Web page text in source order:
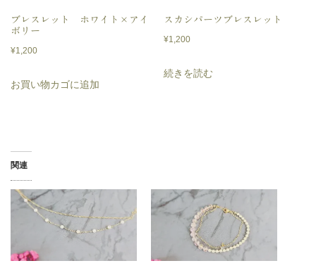
ブレスレット ホワイト×アイ
ボリー
¥1,200
お買い物カゴに追加
スカシパーツブレスレット
¥1,200
続きを読む
関連